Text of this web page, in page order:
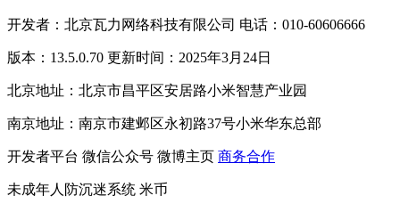
开发者：北京瓦力网络科技有限公司 电话：010-60606666
版本：13.5.0.70 更新时间：2025年3月24日
北京地址：北京市昌平区安居路小米智慧产业园
南京地址：南京市建邺区永初路37号小米华东总部
开发者平台 微信公众号 微博主页 商务合作
未成年人防沉迷系统 米币